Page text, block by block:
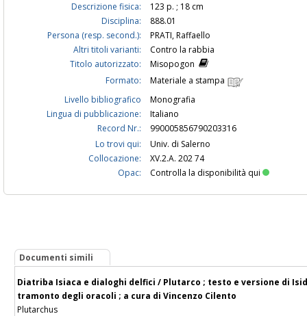
Descrizione fisica:
123 p. ; 18 cm
Disciplina:
888.01
Persona (resp. second.):
PRATI, Raffaello
Altri titoli varianti:
Contro la rabbia
Titolo autorizzato:
Misopogon
Formato:
Materiale a stampa
Livello bibliografico
Monografia
Lingua di pubblicazione:
Italiano
Record Nr.:
990005856790203316
Lo trovi qui:
Univ. di Salerno
Collocazione:
XV.2.A. 202 74
Opac:
Controlla la disponibilità qui
Documenti simili
Diatriba Isiaca e dialoghi delfici / Plutarco ; testo e versione di
tramonto degli oracoli ; a cura di Vincenzo Cilento
Plutarchus